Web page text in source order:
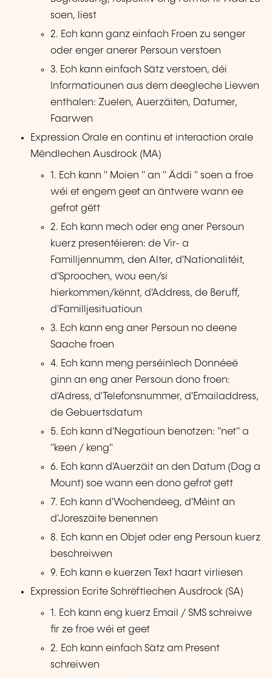
soen, liest
2. Ech kann ganz einfach Froen zu senger
oder enger anerer Persoun verstoen
3. Ech kann einfach Sätz verstoen, déi
Informatiounen aus dem deegleche Liewen
enthalen: Zuelen, Auerzäiten, Datumer,
Faarwen
Expression Orale en continu et interaction orale
Mëndlechen Ausdrock (MA)
1. Ech kann " Moien " an " Äddi " soen a froe
wéi et engem geet an äntwere wann ee
gefrot gëtt
2. Ech kann mech oder eng aner Persoun
kuerz presentéieren: de Vir- a
Familljennumm, den Alter, d'Nationalitéit,
d'Sproochen, wou een/si
hierkommen/kënnt, d'Address, de Beruff,
d'Familljesituatioun
3. Ech kann eng aner Persoun no deene
Saache froen
4. Ech kann meng perséinlech Donnéeë
ginn an eng aner Persoun dono froen:
d'Adress, d'Telefonsnummer, d'Emailaddress,
de Gebuertsdatum
5. Ech kann d'Negatioun benotzen: "net" a
"keen / keng"
6. Ech kann d'Auerzäit an den Datum (Dag a
Mount) soe wann een dono gefrot gett
7. Ech kann d'Wochendeeg, d'Méint an
d'Joreszäite benennen
8. Ech kann en Objet oder eng Persoun kuerz
beschreiwen
9. Ech kann e kuerzen Text haart virliesen
Expression Ecrite Schrëftlechen Ausdrock (SA)
1. Ech kann eng kuerz Email / SMS schreiwe
fir ze froe wéi et geet
2. Ech kann einfach Sätz am Present
schreiwen